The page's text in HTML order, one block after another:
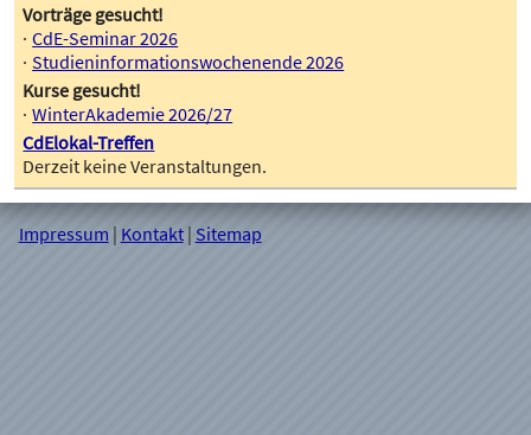
Vorträge gesucht!
CdE-Seminar 2026
Studieninformationswochenende 2026
Kurse gesucht!
WinterAkademie 2026/27
CdElokal-Treffen
Derzeit keine Veranstaltungen.
Impressum | Kontakt| Sitemap